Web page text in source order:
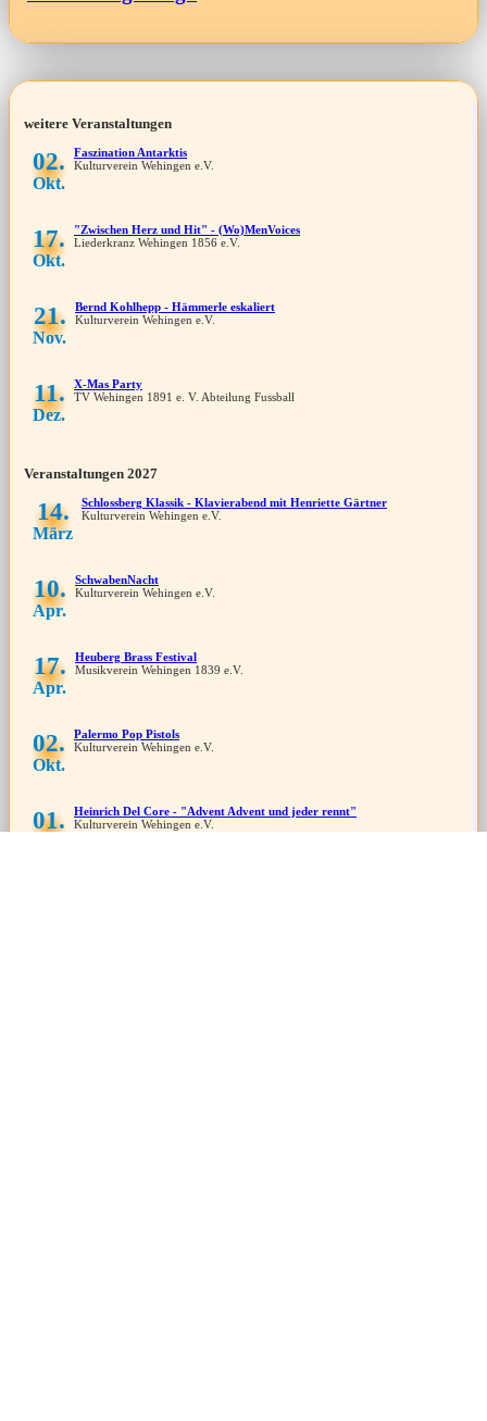
weitere Veranstaltungen
02.
Okt.
Faszination Antarktis
Kulturverein Wehingen e.V.
17.
Okt.
"Zwischen Herz und Hit" - (Wo)MenVoices
Liederkranz Wehingen 1856 e.V.
21.
Nov.
Bernd Kohlhepp - Hämmerle eskaliert
Kulturverein Wehingen e.V.
11.
Dez.
X-Mas Party
TV Wehingen 1891 e. V. Abteilung Fussball
Veranstaltungen 2027
14.
März
Schlossberg Klassik - Klavierabend mit Henriette Gärtner
Kulturverein Wehingen e.V.
10.
Apr.
SchwabenNacht
Kulturverein Wehingen e.V.
17.
Apr.
Heuberg Brass Festival
Musikverein Wehingen 1839 e.V.
02.
Okt.
Palermo Pop Pistols
Kulturverein Wehingen e.V.
01. Heinrich Del Core - "Advent Advent und jeder rennt"
Kulturverein Wehingen e.V.